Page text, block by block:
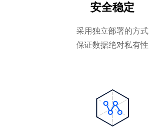
安全稳定
采用独立部署的方式
保证数据绝对私有性